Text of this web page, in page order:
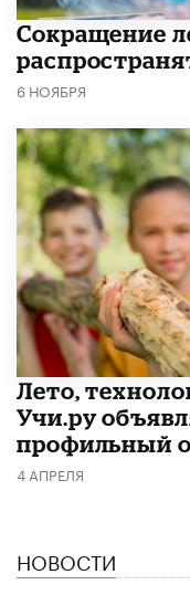
Сокращение
6 НОЯБРЯ
Лето,
Учи.ру
профильный
4 АПРЕЛЯ
НОВОСТИ